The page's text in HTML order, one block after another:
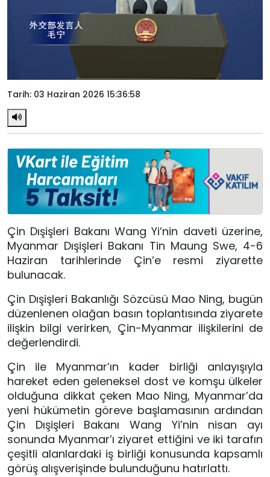
Tarih: 03 Haziran 2026 15:36:58
Çin Dışişleri Bakanı Wang Yi’nin daveti üzerine,
Myanmar Dışişleri Bakanı Tin Maung Swe, 4-6
Haziran tarihlerinde Çin’e resmi ziyarette
bulunacak.
Çin Dışişleri Bakanlığı Sözcüsü Mao Ning, bugün
düzenlenen olağan basın toplantısında ziyarete
ilişkin bilgi verirken, Çin-Myanmar ilişkilerini de
değerlendirdi.
Çin ile Myanmar’ın kader birliği anlayışıyla
hareket eden geleneksel dost ve komşu ülkeler
olduğuna dikkat çeken Mao Ning, Myanmar’da
yeni hükümetin göreve başlamasının ardından
Çin Dışişleri Bakanı Wang Yi’nin nisan ayı
sonunda Myanmar’ı ziyaret ettiğini ve iki tarafın
çeşitli alanlardaki iş birliği konusunda kapsamlı
görüş alışverişinde bulunduğunu hatırlattı.